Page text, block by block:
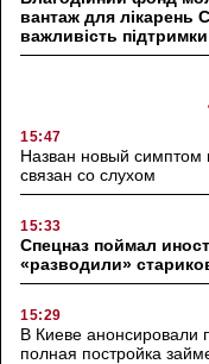
вантаж для
важливість
15:47
Назван новый симптом
связан со слухом
15:33
Спецназ поймал
«разводили»
15:29
В Киеве анонсировали
полная постройка